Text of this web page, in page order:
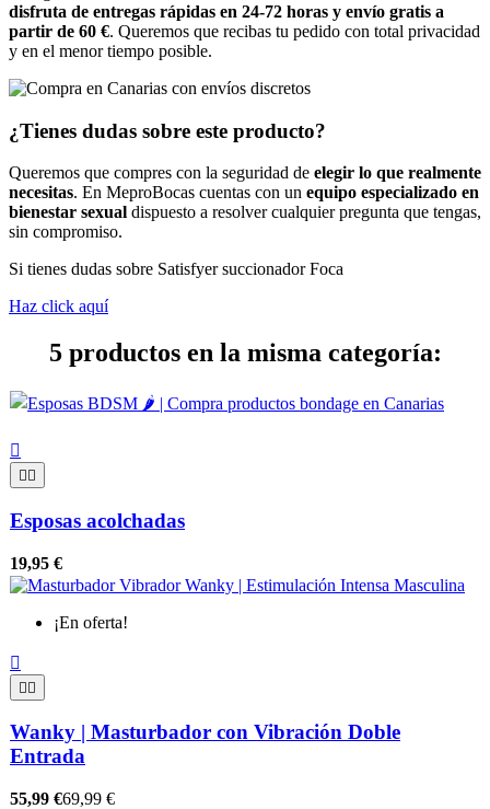
disfruta de entregas rápidas en 24-72 horas y envío gratis a
partir de 60 €. Queremos que recibas tu pedido con total privacidad
y en el menor tiempo posible.
¿Tienes dudas sobre este producto?
Queremos que compres con la seguridad de elegir lo que realmente
necesitas. En MeproBocas cuentas con un equipo especializado en
bienestar sexual dispuesto a resolver cualquier pregunta que tengas,
sin compromiso.
Si tienes dudas sobre Satisfyer succionador Foca
Haz click aquí
5 productos en la misma categoría:

 
Esposas acolchadas
19,95 €
¡En oferta!


Wanky | Masturbador con Vibración Doble
Entrada
55,99 €69,99 €